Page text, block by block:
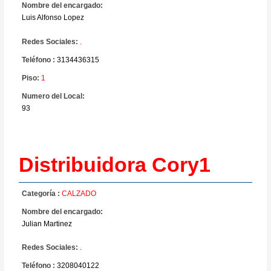
Nombre del encargado:
Luis Alfonso Lopez
Redes Sociales:
Teléfono : 3134436315
Piso: 1
Numero del Local:
93
Distribuidora Cory1
Categoría : CALZADO
Nombre del encargado:
Julian Martinez
Redes Sociales: .
Teléfono : 3208040122